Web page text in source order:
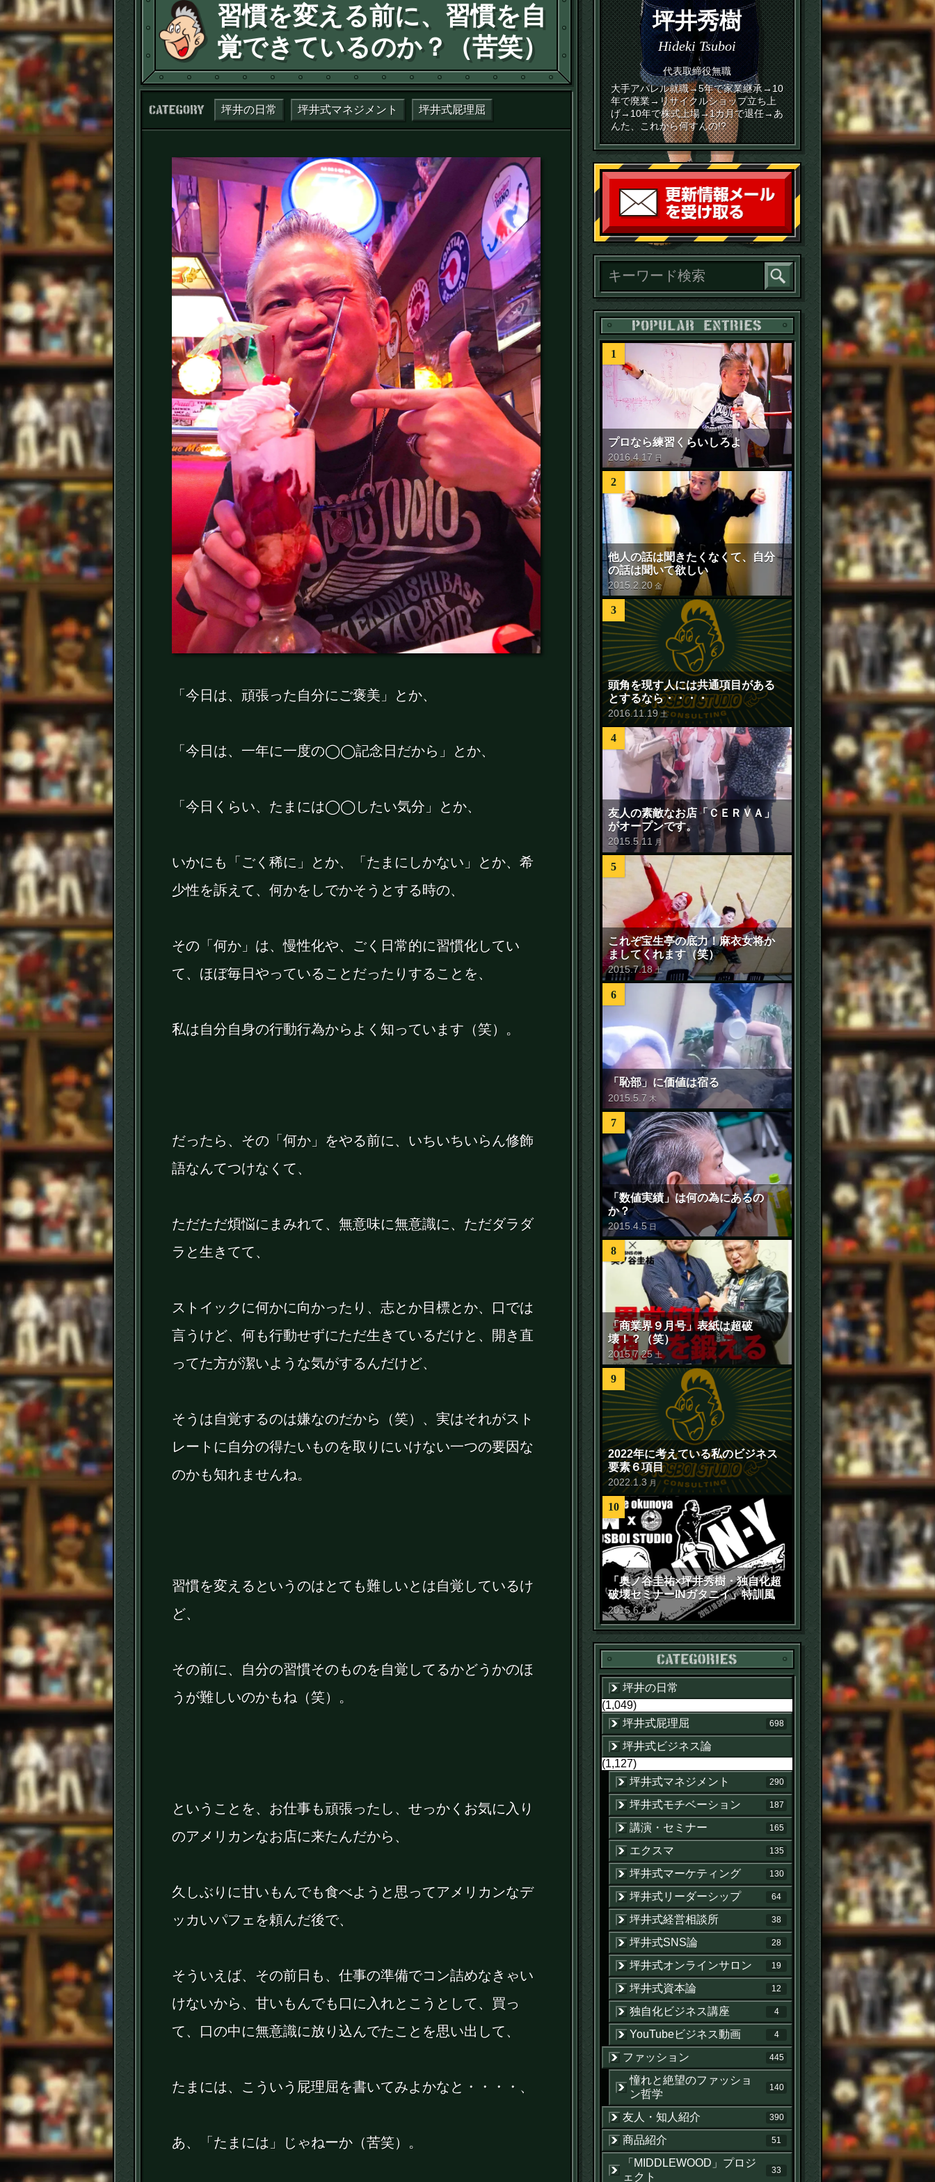
習慣を変える前に、習慣を自
覚できているのか？（苦笑）
カテゴリー：
坪井の日常 坪井式マネジメント 坪井式屁理屈
「今日は、頑張った自分にご褒美」とか、
「今日は、一年に一度の◯◯記念日だから」とか、
「今日くらい、たまには◯◯したい気分」とか、
いかにも「ごく稀に」とか、「たまにしかない」とか、希
少性を訴えて、何かをしでかそうとする時の、
その「何か」は、慢性化や、ごく日常的に習慣化してい
て、ほぼ毎日やっていることだったりすることを、
私は自分自身の行動行為からよく知っています（笑）。
だったら、その「何か」をやる前に、いちいちいらん修飾
語なんてつけなくて、
ただただ煩悩にまみれて、無意味に無意識に、ただダラダ
ラと生きてて、
ストイックに何かに向かったり、志とか目標とか、口では
言うけど、何も行動せずにただ生きているだけと、開き直
ってた方が潔いような気がするんだけど、
そうは自覚するのは嫌なのだから（笑）、実はそれがスト
レートに自分の得たいものを取りにいけない一つの要因な
のかも知れませんね。
習慣を変えるというのはとても難しいとは自覚しているけ
ど、
その前に、自分の習慣そのものを自覚してるかどうかのほ
うが難しいのかもね（笑）。
ということを、お仕事も頑張ったし、せっかくお気に入り
のアメリカンなお店に来たんだから、
久しぶりに甘いもんでも食べようと思ってアメリカンなデ
ッカいパフェを頼んだ後で、
そういえば、その前日も、仕事の準備でコン詰めなきゃい
けないから、甘いもんでも口に入れとこうとして、買っ
て、口の中に無意識に放り込んでたことを思い出して、
たまには、こういう屁理屈を書いてみよかなと・・・・、
あ、「たまには」じゃねーか（苦笑）。
坪井秀樹
Hideki Tsuboi
代表取締役無職
大手アパレル就職→5年で家業継承→10
年で廃業→リサイクルショップ立ち上
げ→10年で株式上場→1カ月で退任→あ
んた、これから何すんの!?
読者登録
POPULAR ENTRIES
1
プロなら練習くらいしろよ
2016 .4.17 日
2
他人の話は聞きたくなくて、自分
の話は聞いて欲しい
2015 2 20 金
3
頭角を現す人には共通項目がある
とするなら・・・・
2016.11.19 土
4
友人の素敵なお店「ＣＥＲＶＡ」
がオープンです。
2015 5.11 月
5
これぞ宝生亭の底力！麻衣女将か
ましてくれます（笑）
2015.7.18 土
6
「恥部」に価値は宿る
2015 .5 .7 木
7
「数値実績」は何の為にあるの
か？
2015 .4.5 日
8
「商業界９月号」表紙は超破
壊！？（笑）
2015.7.25 土
9
2022年に考えている私のビジネス
要素６項目
2022.1 .3 月
10
「奥ノ谷圭祐×坪井秀樹・独自化超
破壊セミナーINガタニイ」特訓風
景動画（苦笑）
2015.6.4 木
カテゴリー
坪井の日常
(1,049)
坪井式屁理屈
698
坪井式ビジネス論
(1,127)
坪井式マネジメント
290
坪井式モチベーション 187
講演・セミナー 165
エクスマ 135
坪井式マーケティング 130
坪井式リーダーシップ 64
坪井式経営相談所 38
坪井式SNS論 28
坪井式オンラインサロン 19
坪井式資本論 12
独自化ビジネス講座 4
YouTubeビジネス動画 4
ファッション 445
憧れと絶望のファッショ
ン哲学
140
友人・知人紹介 390
商品紹介 51
「MIDDLEWOOD」プロジ
ェクト
33